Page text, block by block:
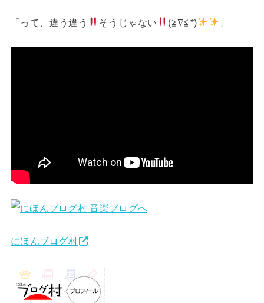
「って、違う違う そうじゃない (≧∇≦*) 」
にほんブログ村